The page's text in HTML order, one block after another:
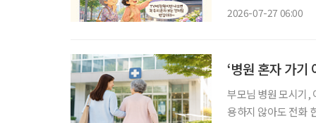
2026-07-27 06:00
‘병원 혼자 가기
부모님 병원 모시기, 이제는 혼자 고
용하지 않아도 전화